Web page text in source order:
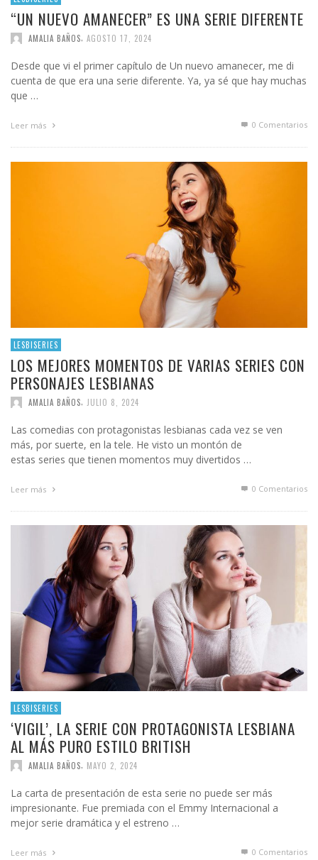
“UN NUEVO AMANECER” ES UNA SERIE DIFERENTE
AMALIA BAÑOS AGOSTO 17, 2024
Desde que vi el primer capítulo de Un nuevo amanecer, me di
cuenta de que era una serie diferente. Ya, ya sé que hay muchas
que …
Leer más 0 Comentarios
LESBISERIES
LOS MEJORES MOMENTOS DE VARIAS SERIES CON
PERSONAJES LESBIANAS
AMALIA BAÑOS JULIO 8, 2024
Las comedias con protagonistas lesbianas cada vez se ven
más, por suerte, en la tele. He visto un montón de
estas series que tienen momentos muy divertidos …
Leer más 0 Comentarios
LESBISERIES
‘VIGIL’, LA SERIE CON PROTAGONISTA LESBIANA
AL MÁS PURO ESTILO BRITISH
AMALIA BAÑOS MAYO 2, 2024
La carta de presentación de esta serie no puede ser más
impresionante. Fue premiada con el Emmy Internacional a
mejor serie dramática y el estreno …
Leer más 0 Comentarios